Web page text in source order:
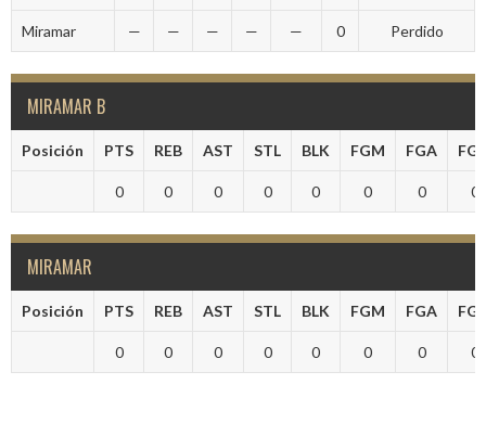
Miramar — — — — — 0 Perdido
MIRAMAR B
Posición PTS REB AST STL BLK FGM FGA
0 0 0 0 0 0 0 0
MIRAMAR
Posición PTS REB AST STL BLK FGM FGA
0 0 0 0 0 0 0 0